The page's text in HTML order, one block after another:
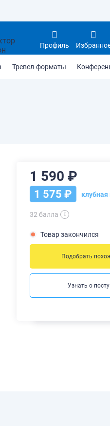
Профиль
Тревел-форматы
1 590 ₽
1 575 ₽ клубная
32 балла
Товар закончился
Подобрать
Узнать о